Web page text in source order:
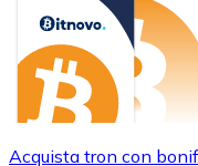
Acquista tron con